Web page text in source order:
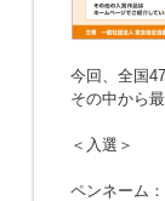
今回、全国
その中から
＜入選＞
ペンネーム